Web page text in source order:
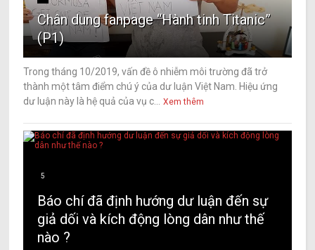
Chân dung fanpage “Hành tinh Titanic”
(P1)
Trong tháng 10/2019, vấn đề ô nhiễm môi trường đã trở
thành một tâm điểm chú ý của dư luận Việt Nam. Hiệu ứng
dư luận này là hệ quả của vụ c... Xem thêm
5
Báo chí đã định hướng dư luận đến sự
giả dối và kích động lòng dân như thế
nào ?